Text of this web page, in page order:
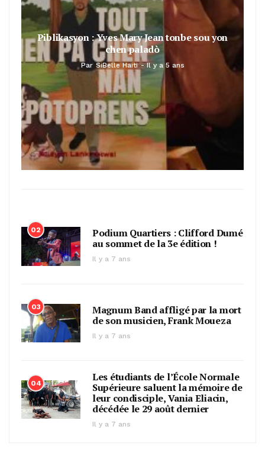
Piblikasyon : Yves Mary Jean tonbe sou yon
chen paladò
Par SiBelle Haiti Il y a 5 ans
02
Podium Quartiers : Clifford Dumé
au sommet de la 3e édition !
Il y a 7 ans
03
Magnum Band affligé par la mort
de son musicien, Frank Moueza
Il y a 7 ans
04
Les étudiants de l’École Normale
Supérieure saluent la mémoire de
leur condisciple, Vania Eliacin,
décédée le 29 août dernier
Il y a 7 ans